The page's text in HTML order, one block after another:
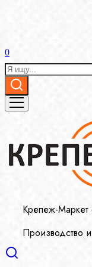
0
Крепеж-Маркет
Производство